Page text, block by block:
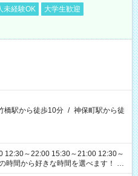
未経験OK
大学生歓迎
橋駅から徒歩10分 / 神保町駅から徒
12:30～22:00 15:30～21:00 12:30～
あります